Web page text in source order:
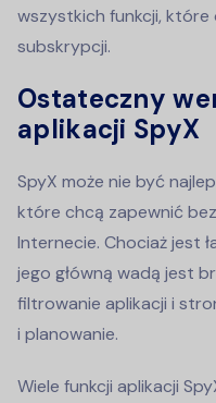
wszystkich funkcji,
subskrypcji.
Ostateczny
aplikacji SpyX
SpyX może nie być
które chcą zapewnić
Internecie. Chociaż jest
jego główną wadą jest
filtrowanie aplikacji i
i planowanie.
Wiele funkcji aplikacji